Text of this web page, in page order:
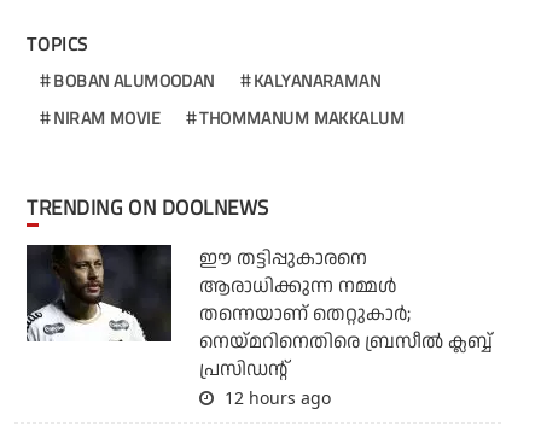
TOPICS
BOBAN ALUMOODAN
KALYANARAMAN
NIRAM MOVIE
THOMMANUM MAKKALUM
TRENDING ON DOOLNEWS
ഈ തട്ടിപ്പുകാരനെ
ആരാധിക്കുന്ന നമ്മള്‍
തന്നെയാണ് തെറ്റുകാര്‍;
നെയ്മറിനെതിരെ ബ്രസീല്‍ ക്ലബ്ബ്
പ്രസിഡന്റ്
12 hours ago